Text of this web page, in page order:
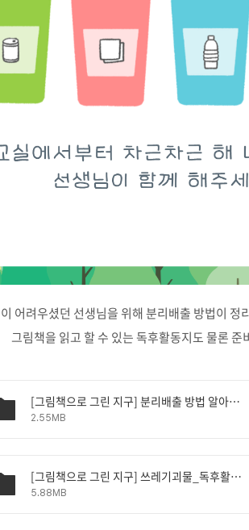
어려우셨던 선생님을 위해 분리배출 방법이 정
그림책을 읽고 할 수 있는 독후활동지도 물론
[그림책으로 그린 지구] 분리배출 방법 알아보기.pptx
2.55MB
[그림책으로 그린 지구] 쓰레기괴물_독후활동지.pptx
5.88MB